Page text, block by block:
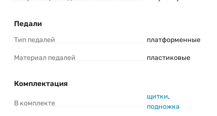
Педали
Тип педалей платформенные
Материал педалей пластиковые
Комплектация
В комплекте
щитки,
подножка